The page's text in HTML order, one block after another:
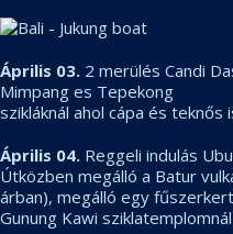
Április 03. 2 merülés Candi
Mimpang es Tepekong
szikláknál ahol cápa és teknős
Április 04. Reggeli indulás
Útközben megálló a Batur
árban), megálló egy
Gunung Kawi sziklatemplomnál